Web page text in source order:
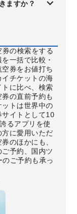
ますか？
の検索をする
一括で比較・
券をお値打ち
チケットの海
に比べ、検索
の直前予約も
トは世界中の
イトとして10
るアプリを使
に愛用いただ
のほかにも、
予約、国内ツ
ご予約も承っ